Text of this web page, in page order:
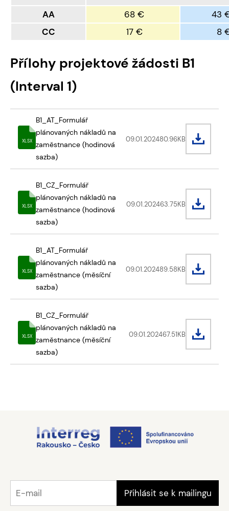
AA 68 €
43
CC
17 € 8
Přílohy projektové žádosti B1
(Interval 1)
XLSX
B1_AT_Formulář
plánovaných nákladů na
zaměstnance (hodinová
sazba)
09.01.202480.96KB
XLSX
B1_CZ_Formulář
plánovaných nákladů na
zaměstnance (hodinová
sazba)
09.01.202463.75KB
XLSX
B1_AT_Formulář
plánovaných nákladů na
zaměstnance (měsíční
sazba)
09.01.202489.58KB
XLSX
B1_CZ_Formulář
plánovaných nákladů na
zaměstnance (měsíční
sazba)
09.01.202467.51KB